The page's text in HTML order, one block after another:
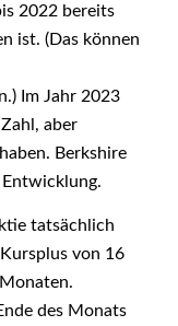
2022 bereits
ist. (Das können
Im Jahr 2023
aber
Berkshire
tatsächlich
von 16
des Monats